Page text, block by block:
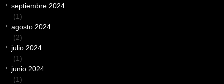
septiembre 2024
(1)
agosto 2024
(2)
julio 2024
(1)
junio 2024
(1)